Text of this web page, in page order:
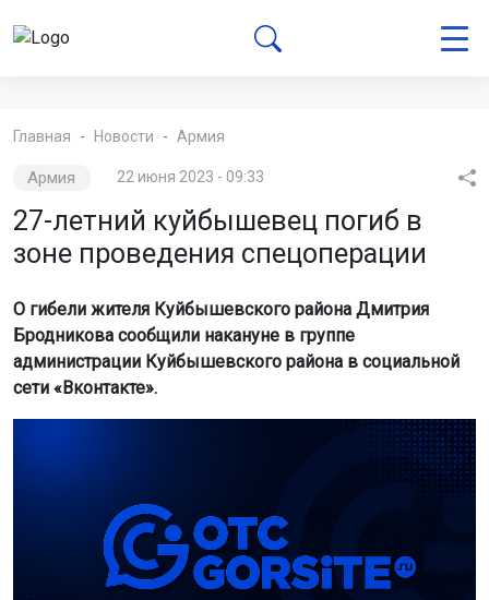
Главная Новости Армия
Армия 22 июня 2023 - 09:33
27-летний куйбышевец погиб в
зоне проведения спецоперации
О гибели жителя Куйбышевского района Дмитрия
Бродникова сообщили накануне в группе
администрации Куйбышевского района в социальной
сети «Вконтакте».